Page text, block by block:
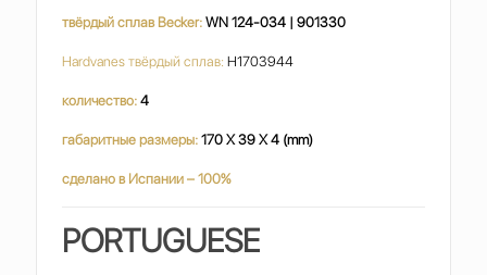
твёрдый сплав Becker: WN 124-034 | 901330
Hardvanes твёрдый сплав:H1703944
количество:4
габаритные размеры:170 X 39 X 4 (mm)
сделано в Испании – 100%
PORTUGUESE